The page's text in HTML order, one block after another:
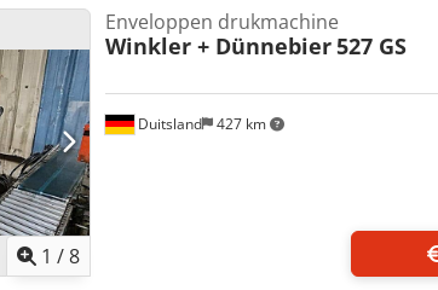
1 /8
Duitsland 427 km
Enveloppen drukmachine
Winkler + Dünnebier527 GS